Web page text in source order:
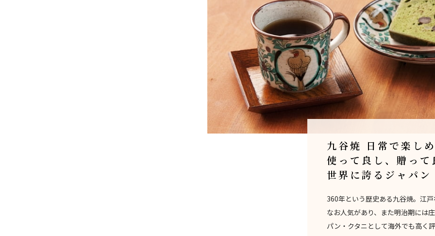
九谷焼 日常で楽し
使って良し、贈って
世界に誇るジャパ
360年という歴史ある九谷焼。江
なお人気があり、また明治期には
パン・クタニとして海外でも高く